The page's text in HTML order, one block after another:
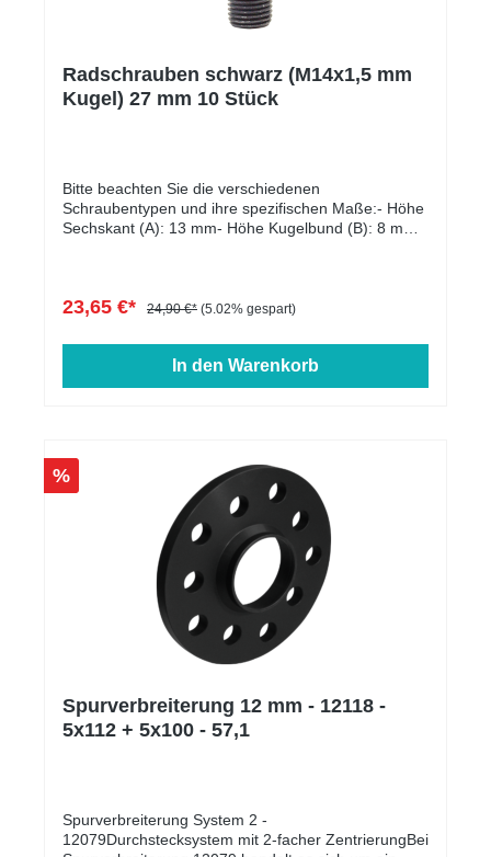
Radschrauben schwarz (M14x1,5 mm
Kugel) 27 mm 10 Stück
Bitte beachten Sie die verschiedenen
Schraubentypen und ihre spezifischen Maße:- Höhe
Sechskant (A): 13 mm- Höhe Kugelbund (B): 8 mm-
23,65 €* 24,90 €* (5.02% gespart)
In den Warenkorb
%
Spurverbreiterung 12 mm - 12118 -
5x112 + 5x100 - 57,1
Spurverbreiterung System 2 -
12079Durchstecksystem mit 2-facher ZentrierungBei